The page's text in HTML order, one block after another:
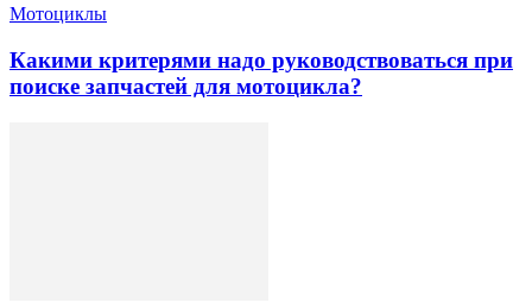
Мотоциклы
Какими критерями надо руководствоваться при
поиске запчастей для мотоцикла?